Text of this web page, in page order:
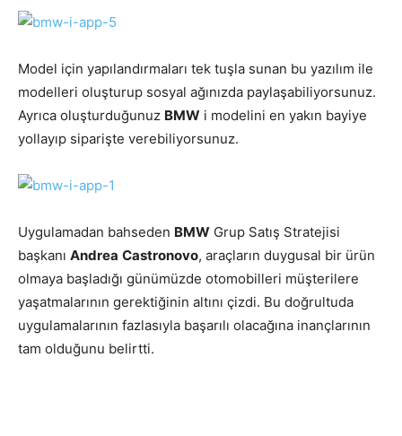
Model için yapılandırmaları tek tuşla sunan bu yazılım ile
modelleri oluşturup sosyal ağınızda paylaşabiliyorsunuz.
Ayrıca oluşturduğunuz BMW i modelini en yakın bayiye
yollayıp siparişte verebiliyorsunuz.
Uygulamadan bahseden BMW Grup Satış Stratejisi
başkanı Andrea Castronovo, araçların duygusal bir ürün
olmaya başladığı günümüzde otomobilleri müşterilere
yaşatmalarının gerektiğinin altını çizdi. Bu doğrultuda
uygulamalarının fazlasıyla başarılı olacağına inançlarının
tam olduğunu belirtti.